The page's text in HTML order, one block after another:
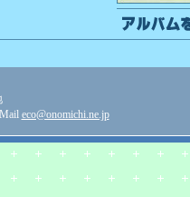
eco@onomichi.ne.jp